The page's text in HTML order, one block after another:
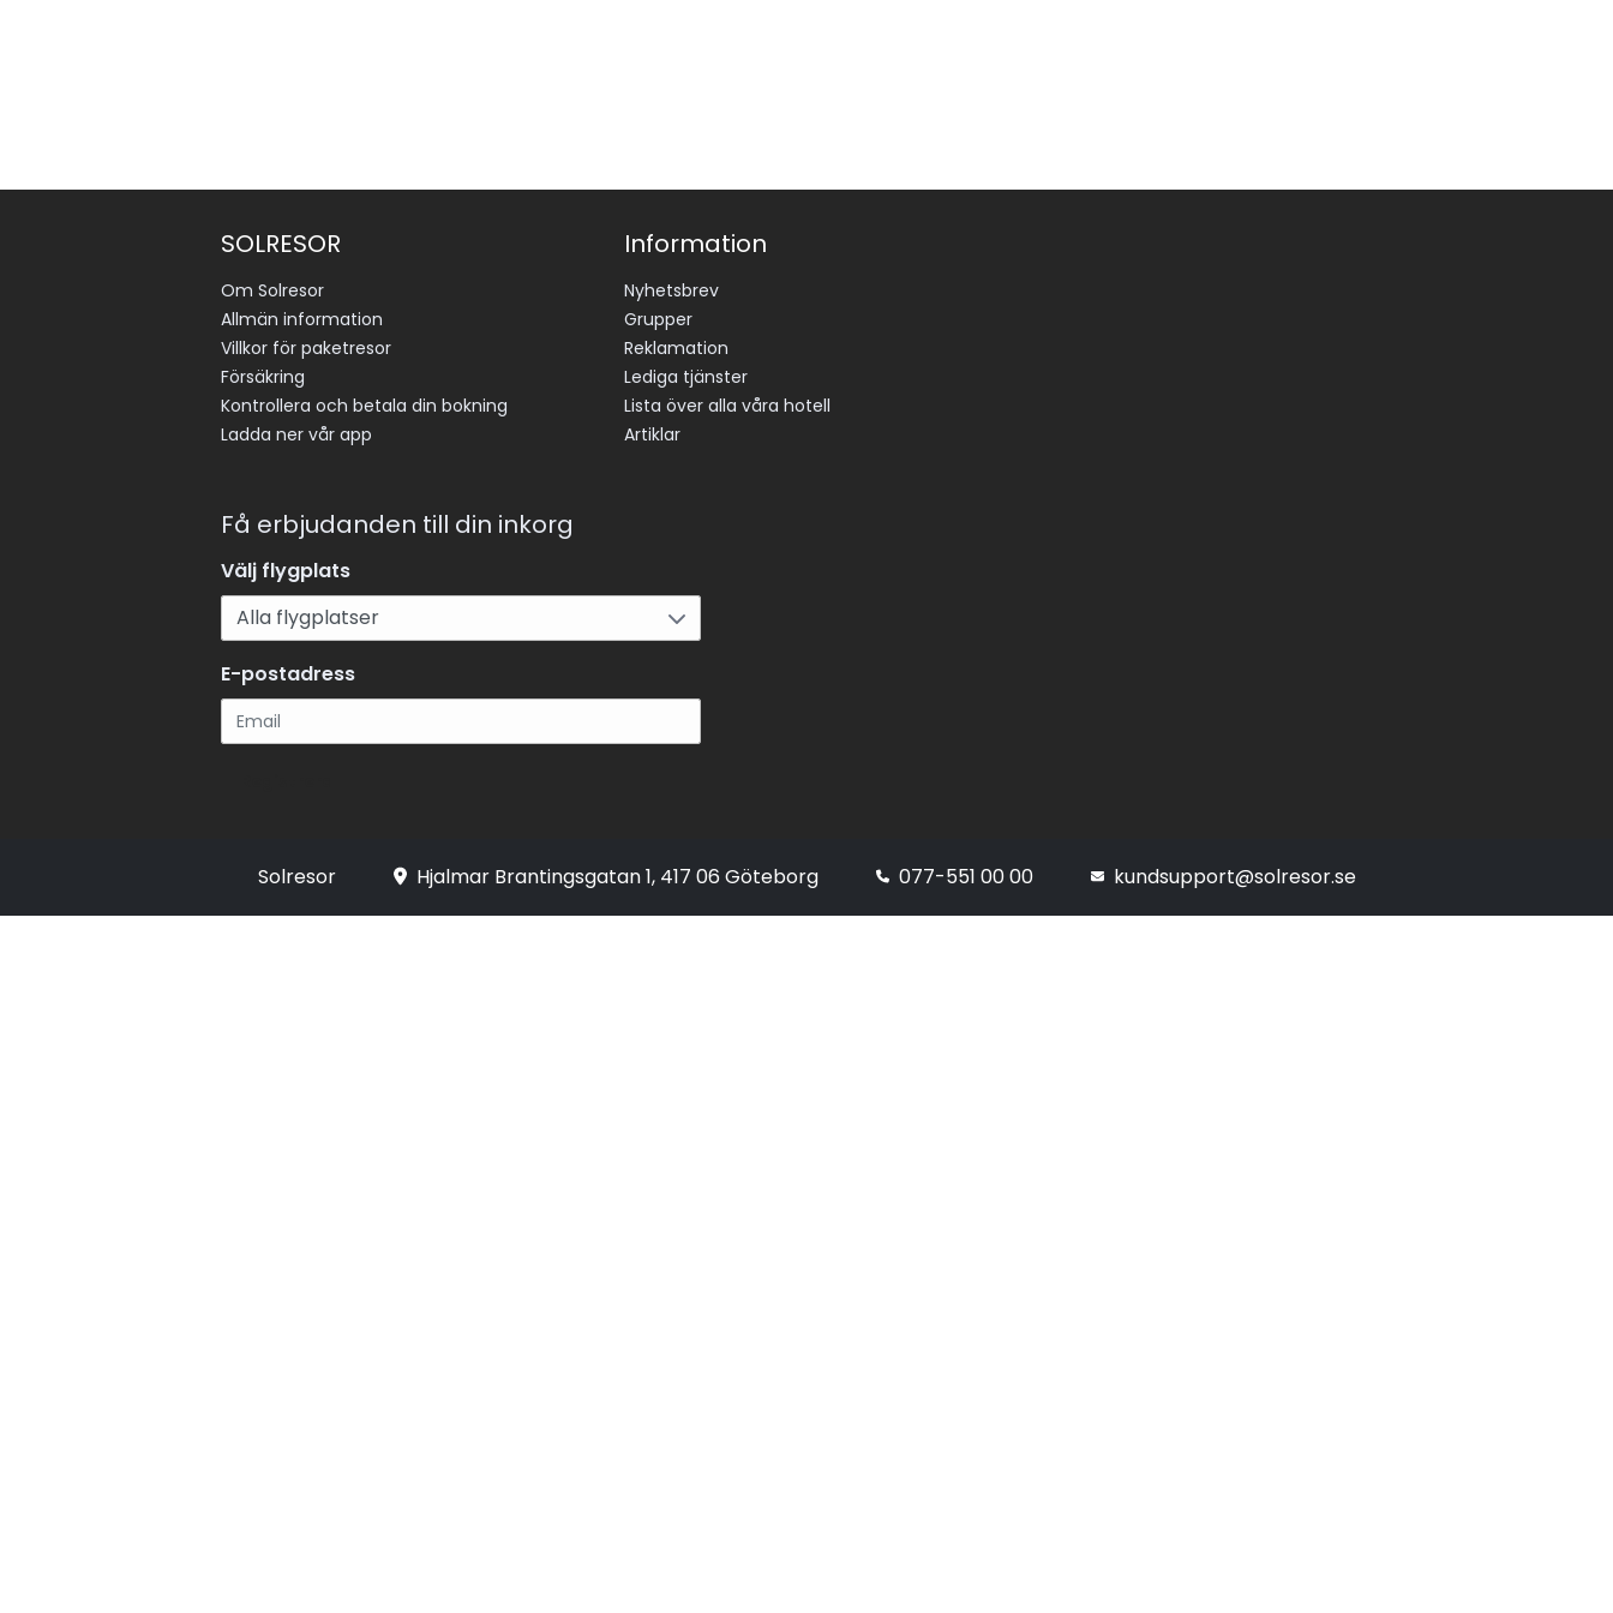
SOLRESOR
Om Solresor
Allmän information
Villkor för paketresor
Försäkring
Kontrollera och betala din bokning
Ladda ner vår app
Information
Nyhetsbrev
Grupper
Reklamation
Lediga tjänster
Lista över alla våra hotell
Artiklar
Få erbjudanden till din inkorg
Välj flygplats
E-postadress
Solresor Hjalmar Brantingsgatan 1, 417 06 Göteborg 077-551 00 00 kundsupport@solresor.se